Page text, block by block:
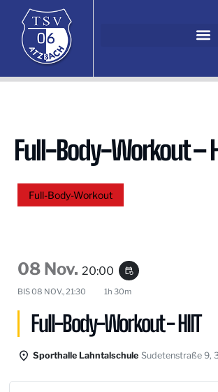
Full-Body-Workout –
Full-Body-Workout
08 Nov. 20:00 event_repeat
BIS08 NOV., 21:30 1h 30m
Full-Body-Workout - HIIT
Sporthalle Lahntalschule Sudetenstraße 9,